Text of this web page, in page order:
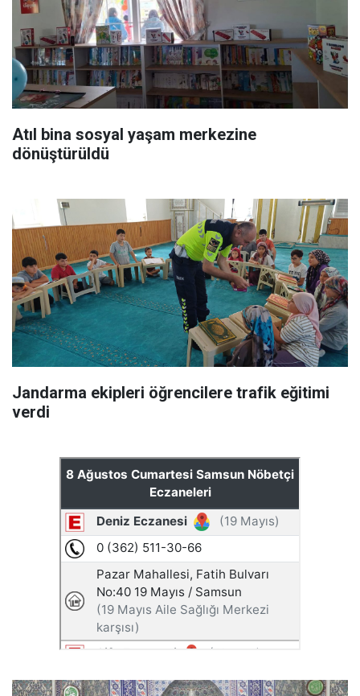
Atıl bina sosyal yaşam merkezine
dönüştürüldü
Jandarma ekipleri öğrencilere trafik eğitimi
verdi